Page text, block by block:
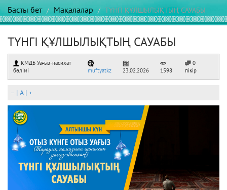
Басты бет Мақалалар ТҮНГІ ҚҰЛШЫЛЫҚТЫҢ САУАБЫ
ТҮНГІ ҚҰЛШЫЛЫҚТЫҢ САУАБЫ
ҚМДБ Уағыз-насихат
бөлімі
muftyatkz 23.02.2026 1598
0
пікір
– | A| +